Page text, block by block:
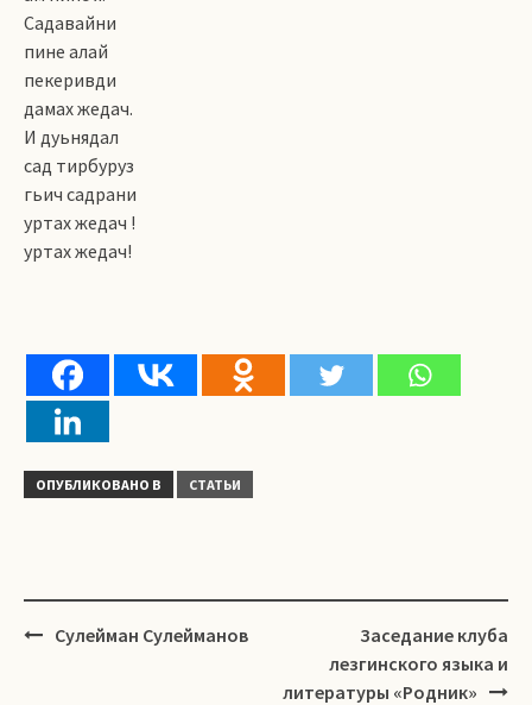
Садавайни
пине алай
пекеривди
дамах жедач.
И дуьнядал
сад тирбуруз
гьич садрани
уртах жедач !
уртах жедач!
ОПУБЛИКОВАНО В СТАТЬИ
Навигация
Сулейман Сулейманов
Заседание клуба
лезгинского языка и
литературы «Родник»